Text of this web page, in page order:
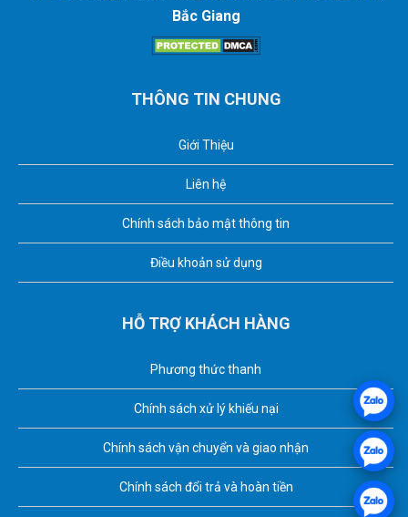
Bắc Giang
THÔNG TIN CHUNG
Giới Thiệu
Liên hệ
Chính sách bảo mật thông tin
Điều khoản sử dụng
HỖ TRỢ KHÁCH HÀNG
Phương thức thanh
Chính sách xử lý khiếu nại
Chính sách vận chuyển và giao nhận
Chính sách đổi trả và hoàn tiền